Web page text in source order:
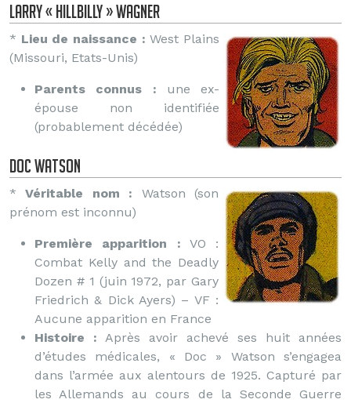
Larry « Hillbilly » Wagner
* Lieu de naissance : West Plains
(Missouri, Etats-Unis)
Parents connus : une ex-
épouse non identifiée
(probablement décédée)
Doc Watson
*Véritable nom : Watson (son
prénom est inconnu)
Première apparition : VO :
Combat Kelly and the Deadly
Dozen # 1 (juin 1972, par Gary
Friedrich & Dick Ayers) – VF :
Aucune apparition en France
Histoire : Après avoir achevé ses huit années
d’études médicales, « Doc » Watson s’engagea
dans l’armée aux alentours de 1925. Capturé par
les Allemands au cours de la Seconde Guerre